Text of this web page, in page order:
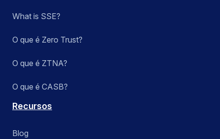
What is SSE?
O que é Zero Trust?
O que é ZTNA?
O que é CASB?
Recursos
Blog